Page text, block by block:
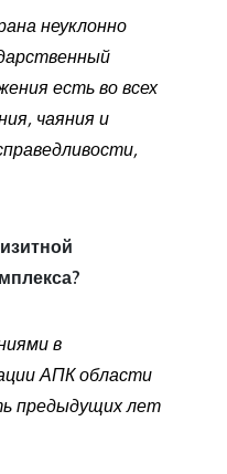
неуклонно
есть во всех
чаяния и
в
АПК области
предыдущих лет